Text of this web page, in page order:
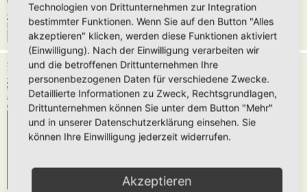
Zu suchender Autor:
Benutze ein * als Platzhalter für teilweise Übereinstimmungen.
SUCHOPTIONEN
Zu durchsuchende Foren:
Wähle das Forum oder die Foren aus, in denen gesucht werden soll. Unterforen werden
automatisch mit durchsucht, sofern du die Option „Unterforen durchsuchen“ unten nicht
deaktivierst.
Technologien von Drittunternehmen zur Integration
bestimmter Funktionen. Wenn Sie auf den Button "Alles
akzeptieren" klicken, werden diese Funktionen aktiviert
(Einwilligung). Nach der Einwilligung verarbeiten wir
und die betroffenen Drittunternehmen Ihre
personenbezogenen Daten für verschiedene Zwecke.
Detaillierte Informationen zu Zweck, Rechtsgrundlagen,
Drittunternehmen können Sie unter dem Button "Mehr"
und in unserer Datenschutzerklärung einsehen. Sie
können Ihre Einwilligung jederzeit widerrufen.
Akzeptieren